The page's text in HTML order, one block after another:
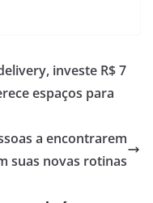
investe R$ 7
espaços para
a encontrarem
suas novas rotinas